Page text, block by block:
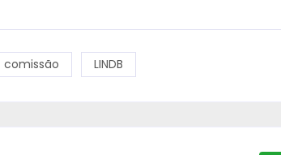
comissão LINDB